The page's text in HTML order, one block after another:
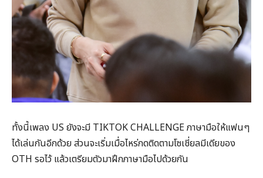
ทั้งนี้เพลง US ยังจะมี TIKTOK CHALLENGE ภาษามือให้แฟนๆ
ได้เล่นกันอีกด้วย ส่วนจะเริ่มเมื่อไหร่กดติดตามโซเชี่ยลมีเดียของ
OTH รอไว้ แล้วเตรียมตัวมาฝึกภาษามือไปด้วยกัน